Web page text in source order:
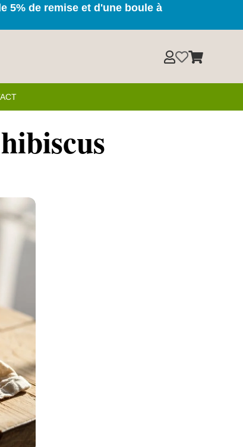
5% de remise et d'une boule à
